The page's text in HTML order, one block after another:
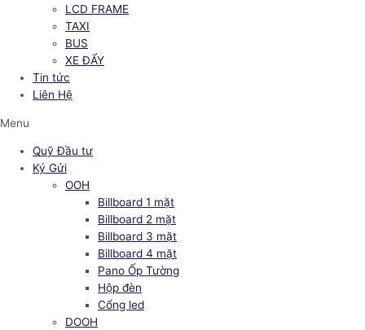
LCD FRAME
TAXI
BUS
XE ĐẨY
Tin tức
Liên Hệ
Menu
Quỹ Đầu tư
Ký Gửi
OOH
Billboard 1 mặt
Billboard 2 mặt
Billboard 3 mặt
Billboard 4 mặt
Pano Ốp Tường
Hộp đèn
Cổng led
DOOH